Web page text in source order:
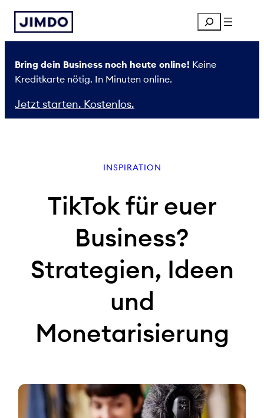
Zum
Inhalt
springen
Search
Bring dein Business noch heute online! Keine
Kreditkarte nötig. In Minuten online.
Jetzt starten. Kostenlos.
INSPIRATION
TikTok für euer
Business?
Strategien, Ideen
und
Monetarisierung